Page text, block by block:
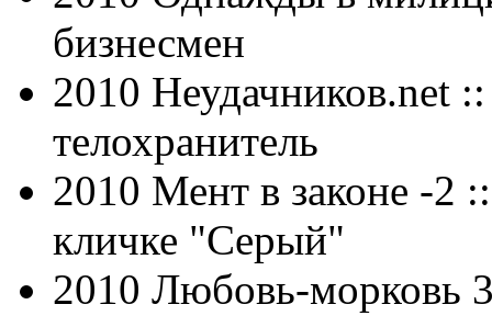
бизнесмен
2010 Неудачников.net ::
телохранитель
2010 Мент в законе -2
кличке "Серый"
2010 Любовь-морковь